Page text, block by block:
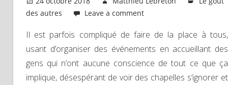
des autres
Leave a comment
Il est parfois compliqué de faire de la place à tous,
usant d’organiser des événements en accueillant des
gens qui n’ont aucune conscience de tout ce que ça
implique, désespérant de voir des chapelles s’ignorer et